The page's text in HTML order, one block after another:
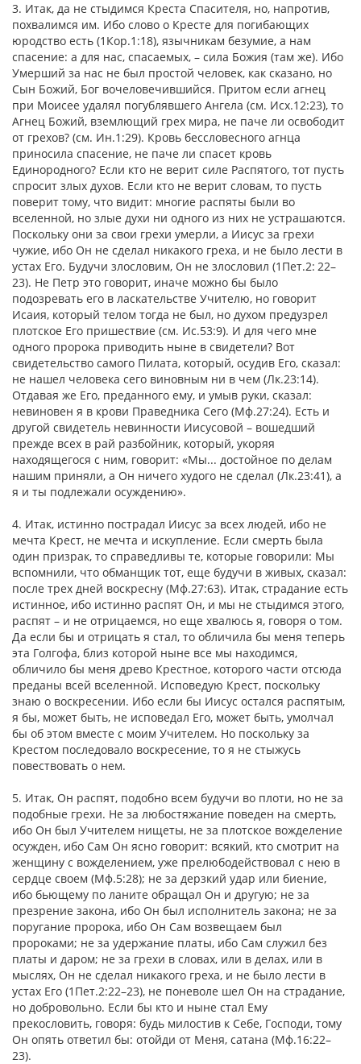
3. Итак, да не стыдимся Креста Спасителя, но, напротив,
похвалимся им. Ибо слово о Кресте для погибающих
юродство есть (1Кор.1:18), язычникам безумие, а нам
спасение: а для нас, спасаемых, – сила Божия (там же). Ибо
Умерший за нас не был простой человек, как сказано, но
Сын Божий, Бог вочеловечившийся. Притом если агнец
при Моисее удалял погублявшего Ангела (см. Исх.12:23), то
Агнец Божий, вземлющий грех мира, не паче ли освободит
от грехов? (см. Ин.1:29). Кровь бессловесного агнца
приносила спасение, не паче ли спасет кровь
Единородного? Если кто не верит силе Распятого, тот пусть
спросит злых духов. Если кто не верит словам, то пусть
поверит тому, что видит: многие распяты были во
вселенной, но злые духи ни одного из них не устрашаются.
Поскольку они за свои грехи умерли, а Иисус за грехи
чужие, ибо Он не сделал никакого греха, и не было лести в
устах Его. Будучи злословим, Он не злословил (1Пет.2: 22–
23). Не Петр это говорит, иначе можно бы было
подозревать его в ласкательстве Учителю, но говорит
Исаия, который телом тогда не был, но духом предузрел
плотское Его пришествие (см. Ис.53:9). И для чего мне
одного пророка приводить ныне в свидетели? Вот
свидетельство самого Пилата, который, осудив Его, сказал:
не нашел человека сего виновным ни в чем (Лк.23:14).
Отдавая же Его, преданного ему, и умыв руки, сказал:
невиновен я в крови Праведника Сего (Мф.27:24). Есть и
другой свидетель невинности Иисусовой – вошедший
прежде всех в рай разбойник, который, укоряя
находящегося с ним, говорит: «Мы... достойное по делам
нашим приняли, а Он ничего худого не сделал (Лк.23:41), а
я и ты подлежали осуждению».
4. Итак, истинно пострадал Иисус за всех людей, ибо не
мечта Крест, не мечта и искупление. Если смерть была
один призрак, то справедливы те, которые говорили: Мы
вспомнили, что обманщик тот, еще будучи в живых, сказал:
после трех дней воскресну (Мф.27:63). Итак, страдание есть
истинное, ибо истинно распят Он, и мы не стыдимся этого,
распят – и не отрицаемся, но еще хвалюсь я, говоря о том.
Да если бы и отрицать я стал, то обличила бы меня теперь
эта Голгофа, близ которой ныне все мы находимся,
обличило бы меня древо Крестное, которого части отсюда
преданы всей вселенной. Исповедую Крест, поскольку
знаю о воскресении. Ибо если бы Иисус остался распятым,
я бы, может быть, не исповедал Его, может быть, умолчал
бы об этом вместе с моим Учителем. Но поскольку за
Крестом последовало воскресение, то я не стыжусь
повествовать о нем.
5. Итак, Он распят, подобно всем будучи во плоти, но не за
подобные грехи. Не за любостяжание поведен на смерть,
ибо Он был Учителем нищеты, не за плотское вожделение
осужден, ибо Сам Он ясно говорит: всякий, кто смотрит на
женщину с вожделением, уже прелюбодействовал с нею в
сердце своем (Мф.5:28); не за дерзкий удар или биение,
ибо бьющему по ланите обращал Он и другую; не за
презрение закона, ибо Он был исполнитель закона; не за
поругание пророка, ибо Он Сам возвещаем был
пророками; не за удержание платы, ибо Сам служил без
платы и даром; не за грехи в словах, или в делах, или в
мыслях, Он не сделал никакого греха, и не было лести в
устах Его (1Пет.2:22–23), не поневоле шел Он на страдание,
но добровольно. Если бы кто и ныне стал Ему
прекословить, говоря: будь милостив к Себе, Господи, тому
Он опять ответил бы: отойди от Меня, сатана (Мф.16:22–
23).